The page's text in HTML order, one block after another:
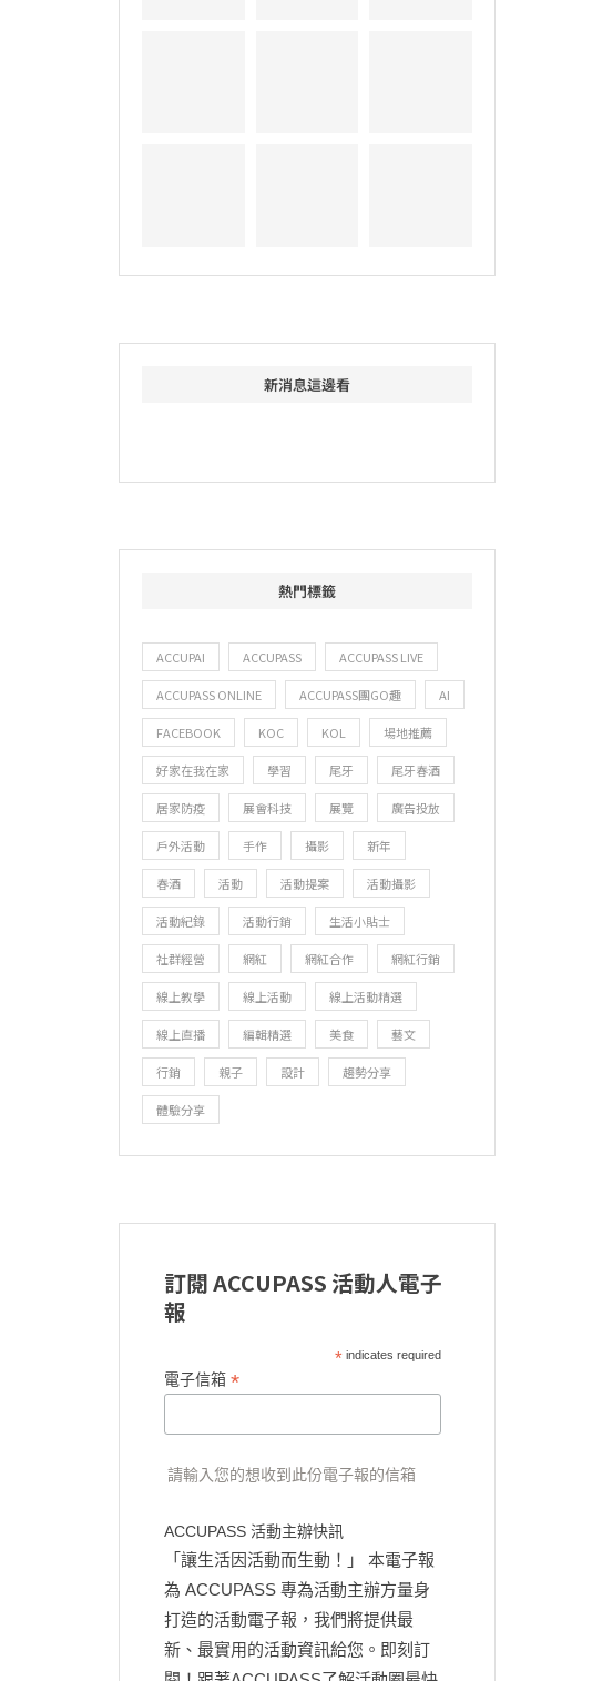
新消息這邊看
熱門標籤
ACCUPAI ACCUPASS ACCUPASS LIVE
ACCUPASS ONLINE ACCUPASS團GO趣 AI
FACEBOOK KOC KOL 場地推薦
好家在我在家 學習 尾牙 尾牙春酒
居家防疫 展會科技 展覽 廣告投放
戶外活動 手作 攝影 新年
春酒 活動 活動提案 活動攝影
活動紀錄 活動行銷 生活小貼士
社群經營 網紅 網紅合作 網紅行銷
線上教學 線上活動 線上活動精選
線上直播 編輯精選 美食 藝文
行銷 親子 設計 趨勢分享
體驗分享
訂閱 ACCUPASS 活動人電子
報
*indicates required
電子信箱 *
請輸入您的想收到此份電子報的信箱
ACCUPASS 活動主辦快訊
「讓生活因活動而生動！」 本電子報
為 ACCUPASS 專為活動主辦方量身
打造的活動電子報，我們將提供最
新、最實用的活動資訊給您。即刻訂